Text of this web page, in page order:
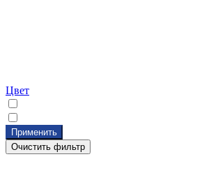
Цвет
Применить
Очистить фильтр